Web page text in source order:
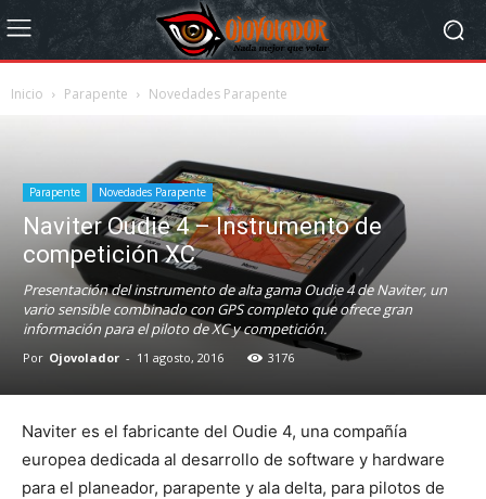
Inicio Parapente Novedades Parapente
Parapente Novedades Parapente
Naviter Oudie 4 – Instrumento de
competición XC
Presentación del instrumento de alta gama Oudie 4 de Naviter, un
vario sensible combinado con GPS completo que ofrece gran
información para el piloto de XC y competición.
Por Ojovolador - 11 agosto, 2016 3176
Naviter es el fabricante del Oudie 4, una compañía
europea dedicada al desarrollo de software y hardware
para el planeador, parapente y ala delta, para pilotos de